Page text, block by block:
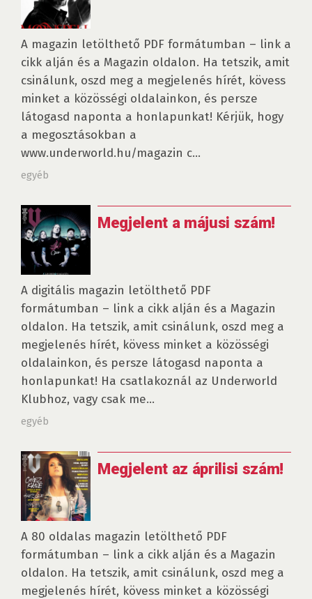
A magazin letölthető PDF formátumban – link a
cikk alján és a Magazin oldalon. Ha tetszik, amit
csinálunk, oszd meg a megjelenés hírét, kövess
minket a közösségi oldalainkon, és persze
látogasd naponta a honlapunkat! Kérjük, hogy
a megosztásokban a
www.underworld.hu/magazin c...
egyéb
Megjelent a májusi szám!
A digitális magazin letölthető PDF
formátumban – link a cikk alján és a Magazin
oldalon. Ha tetszik, amit csinálunk, oszd meg a
megjelenés hírét, kövess minket a közösségi
oldalainkon, és persze látogasd naponta a
honlapunkat! Ha csatlakoznál az Underworld
Klubhoz, vagy csak me...
egyéb
Megjelent az áprilisi szám!
A 80 oldalas magazin letölthető PDF
formátumban – link a cikk alján és a Magazin
oldalon. Ha tetszik, amit csinálunk, oszd meg a
megjelenés hírét, kövess minket a közösségi